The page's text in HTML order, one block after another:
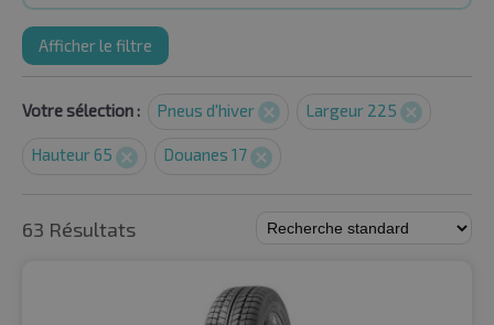
Afficher le filtre
Votre sélection : Pneus d'hiver Largeur 225
Hauteur 65 Douanes 17
63 Résultats